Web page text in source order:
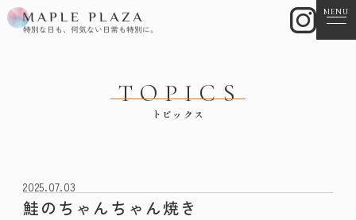
MENU
トピックス
TOPICS
鮭のちゃんちゃん焼き
2025.07.03